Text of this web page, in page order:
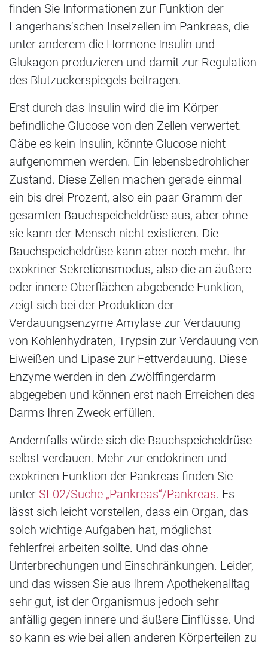
finden Sie Informationen zur Funktion der
Langerhans‘schen Inselzellen im Pankreas, die
unter anderem die Hormone Insulin und
Glukagon produzieren und damit zur Regulation
des Blutzuckerspiegels beitragen.
Erst durch das Insulin wird die im Körper
befindliche Glucose von den Zellen verwertet.
Gäbe es kein Insulin, könnte Glucose nicht
aufgenommen werden. Ein lebensbedrohlicher
Zustand. Diese Zellen machen gerade einmal
ein bis drei Prozent, also ein paar Gramm der
gesamten Bauchspeicheldrüse aus, aber ohne
sie kann der Mensch nicht existieren. Die
Bauchspeicheldrüse kann aber noch mehr. Ihr
exokriner Sekretionsmodus, also die an äußere
oder innere Oberflächen abgebende Funktion,
zeigt sich bei der Produktion der
Verdauungsenzyme Amylase zur Verdauung
von Kohlenhydraten, Trypsin zur Verdauung von
Eiweißen und Lipase zur Fettverdauung. Diese
Enzyme werden in den Zwölffingerdarm
abgegeben und können erst nach Erreichen des
Darms Ihren Zweck erfüllen.
Andernfalls würde sich die Bauchspeicheldrüse
selbst verdauen. Mehr zur endokrinen und
exokrinen Funktion der Pankreas finden Sie
unter SL02/Suche „Pankreas“/Pankreas. Es
lässt sich leicht vorstellen, dass ein Organ, das
solch wichtige Aufgaben hat, möglichst
fehlerfrei arbeiten sollte. Und das ohne
Unterbrechungen und Einschränkungen. Leider,
und das wissen Sie aus Ihrem Apothekenalltag
sehr gut, ist der Organismus jedoch sehr
anfällig gegen innere und äußere Einflüsse. Und
so kann es wie bei allen anderen Körperteilen zu